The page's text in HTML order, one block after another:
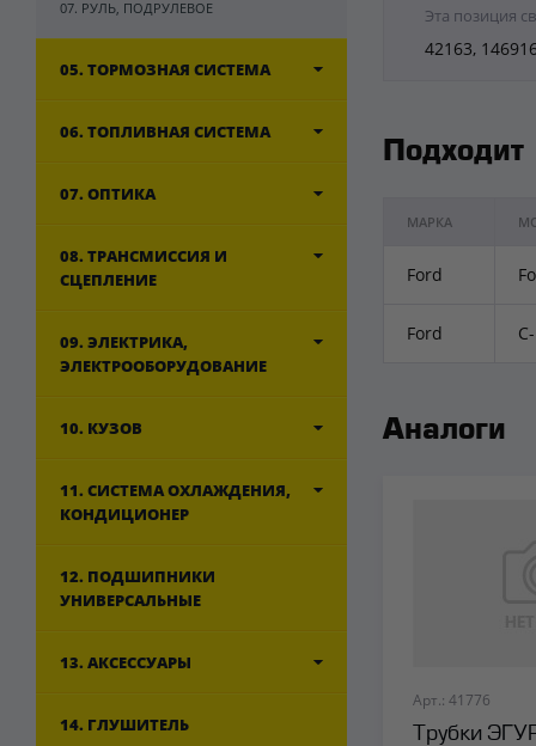
07. РУЛЬ, ПОДРУЛЕВОЕ
05. ТОРМОЗНАЯ СИСТЕМА
06. ТОПЛИВНАЯ СИСТЕМА
07. ОПТИКА
08. ТРАНСМИССИЯ И
СЦЕПЛЕНИЕ
09. ЭЛЕКТРИКА,
ЭЛЕКТРООБОРУДОВАНИЕ
10. КУЗОВ
11. СИСТЕМА ОХЛАЖДЕНИЯ,
КОНДИЦИОНЕР
12. ПОДШИПНИКИ
УНИВЕРСАЛЬНЫЕ
13. АКСЕССУАРЫ
14. ГЛУШИТЕЛЬ
Эта позиция
42163,
Подходит
МАРКА
Ford
Ford
Аналоги
Арт.: 41776
Трубки